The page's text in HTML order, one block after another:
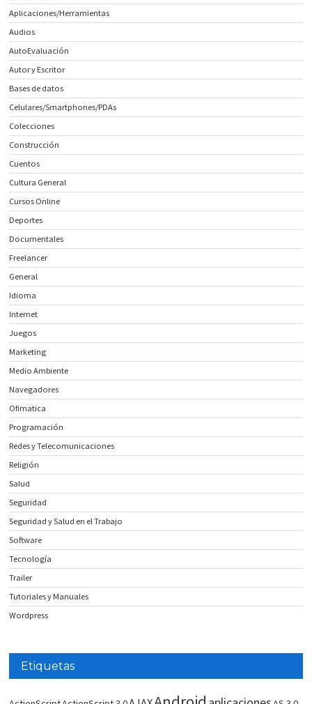
Aplicaciones/Herramientas
Audios
AutoEvaluación
Autor y Escritor
Bases de datos
Celulares/Smartphones/PDAs
Colecciones
Construcción
Cuentos
Cultura General
Cursos Online
Deportes
Documentales
Freelancer
General
Idioma
Internet
Juegos
Marketing
Medio Ambiente
Navegadores
Ofimatica
Programación
Redes y Telecomunicaciones
Religión
Salud
Seguridad
Seguridad y Salud en el Trabajo
Software
Tecnología
Trailer
Tutoriales y Manuales
Wordpress
Etiquetas